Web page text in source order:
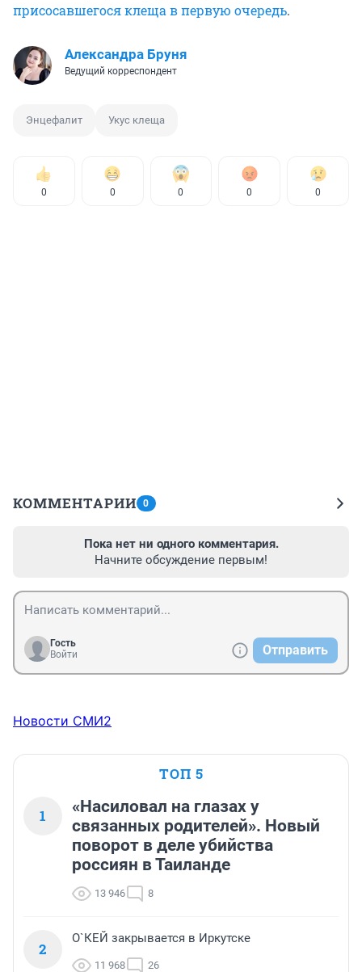
присосавшегося клеща в первую очередь.
Александра Бруня
Ведущий корреспондент
Энцефалит Укус клеща
0 0 0 0 0
КОММЕНТАРИИ 0
Пока нет ни одного комментария.
Начните обсуждение первым!
Гость
Войти
Отправить
Новости СМИ2
ТОП 5
1
«Насиловал на глазах у
связанных родителей». Новый
поворот в деле убийства
россиян в Таиланде
13 946 8
2
О`КЕЙ закрывается в Иркутске
11 968 26